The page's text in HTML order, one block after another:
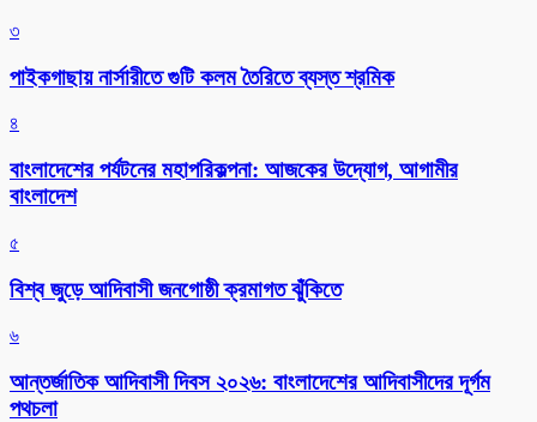
৩
পাইকগাছায় নার্সারীতে গুটি কলম তৈরিতে ব্যস্ত শ্রমিক
৪
বাংলাদেশের পর্যটনের মহাপরিকল্পনা: আজকের উদ্যোগ, আগামীর
বাংলাদেশ
৫
বিশ্ব জুড়ে আদিবাসী জনগোষ্ঠী ক্রমাগত ঝুঁকিতে
৬
আন্তর্জাতিক আদিবাসী দিবস ২০২৬: বাংলাদেশের আদিবাসীদের দূর্গম
পথচলা